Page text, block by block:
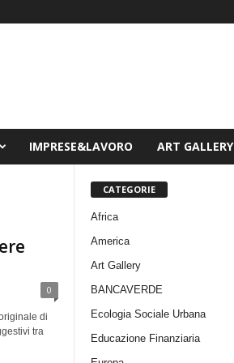
IMPRESE&LAVORO ART GALLERY
0
di
tra
CATEGORIE
Africa
America
Art Gallery
BANCAVERDE
Ecologia Sociale Urbana
Educazione Finanziaria